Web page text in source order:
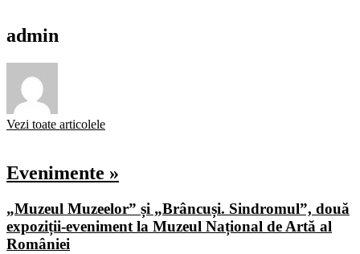
admin
Vezi toate articolele
Evenimente »
„Muzeul Muzeelor” și „Brâncuși. Sindromul”, două
expoziții-eveniment la Muzeul Național de Artă al
României